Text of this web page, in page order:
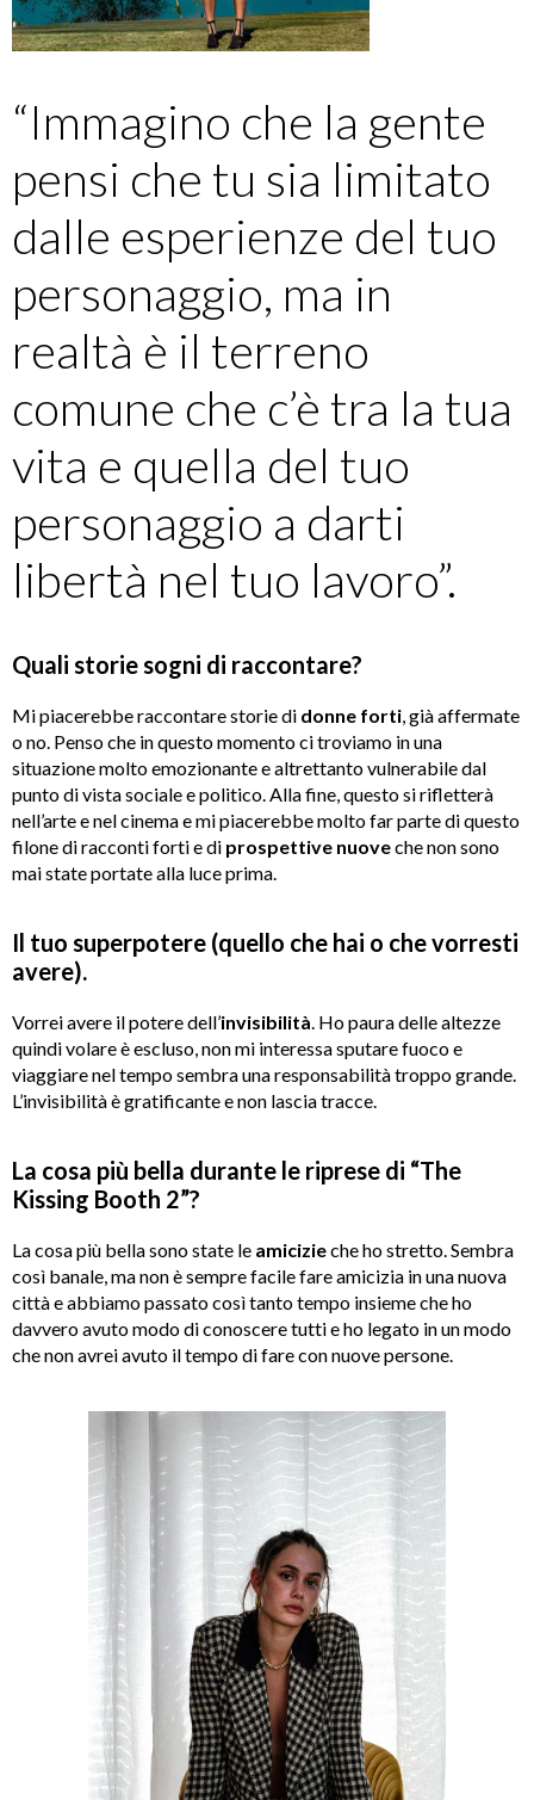
“Immagino che la gente
pensi che tu sia limitato
dalle esperienze del tuo
personaggio, ma in
realtà è il terreno
comune che c’è tra la tua
vita e quella del tuo
personaggio a darti
libertà nel tuo lavoro”.
Quali storie sogni di raccontare?
Mi piacerebbe raccontare storie di donne forti, già affermate
o no. Penso che in questo momento ci troviamo in una
situazione molto emozionante e altrettanto vulnerabile dal
punto di vista sociale e politico. Alla fine, questo si rifletterà
nell’arte e nel cinema e mi piacerebbe molto far parte di questo
filone di racconti forti e di prospettive nuoveche non sono
mai state portate alla luce prima.
Il tuo superpotere (quello che hai o che vorresti
avere).
Vorrei avere il potere dell’invisibilità. Ho paura delle altezze
quindi volare è escluso, non mi interessa sputare fuoco e
viaggiare nel tempo sembra una responsabilità troppo grande.
L’invisibilità è gratificante e non lascia tracce.
La cosa più bella durante le riprese di “The
Kissing Booth 2”?
La cosa più bella sono state le amicizieche ho stretto. Sembra
così banale, ma non è sempre facile fare amicizia in una nuova
città e abbiamo passato così tanto tempo insieme che ho
davvero avuto modo di conoscere tutti e ho legato in un modo
che non avrei avuto il tempo di fare con nuove persone.